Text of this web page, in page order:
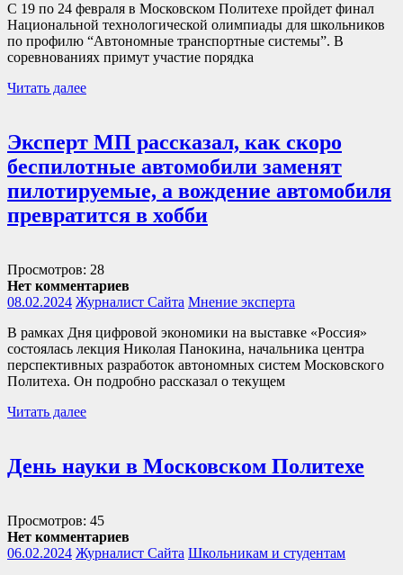
С 19 по 24 февраля в Московском Политехе пройдет финал
Национальной технологической олимпиады для школьников
по профилю “Автономные транспортные системы”. В
соревнованиях примут участие порядка
Читать далее
Эксперт МП рассказал, как скоро
беспилотные автомобили заменят
пилотируемые, а вождение автомобиля
превратится в хобби
Просмотров: 28
Нет комментариев
08.02.2024 Журналист Сайта Мнение эксперта
В рамках Дня цифровой экономики на выставке «Россия»
состоялась лекция Николая Панокина, начальника центра
перспективных разработок автономных систем Московского
Политеха. Он подробно рассказал о текущем
Читать далее
День науки в Московском Политехе
Просмотров: 45
Нет комментариев
06.02.2024 Журналист Сайта Школьникам и студентам